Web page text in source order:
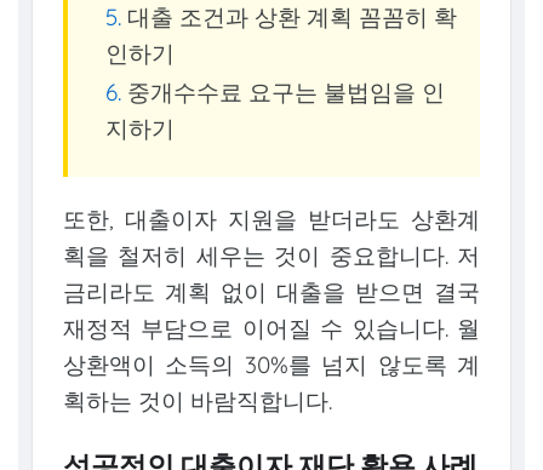
대출 조건과 상환 계획 꼼꼼히 확
인하기
중개수수료 요구는 불법임을 인
지하기
또한, 대출이자 지원을 받더라도 상환계
획을 철저히 세우는 것이 중요합니다. 저
금리라도 계획 없이 대출을 받으면 결국
재정적 부담으로 이어질 수 있습니다. 월
상환액이 소득의 30%를 넘지 않도록 계
획하는 것이 바람직합니다.